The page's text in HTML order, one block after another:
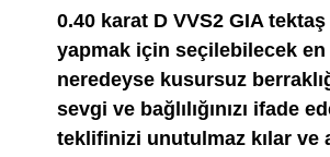
0.40 karat D VVS2 GIA
yapmak için seçilebilecek en
neredeyse kusursuz
sevgi ve bağlılığınızı ifade
teklifinizi unutulmaz kılar ve